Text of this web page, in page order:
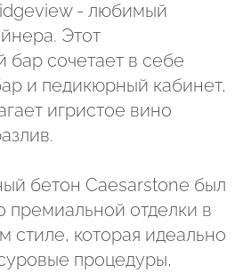
- любимый
Этот
бар сочетает в себе
и педикюрный кабинет,
игристое вино
бетон Caesarstone был
премиальной отделки в
которая идеально
процедуры,